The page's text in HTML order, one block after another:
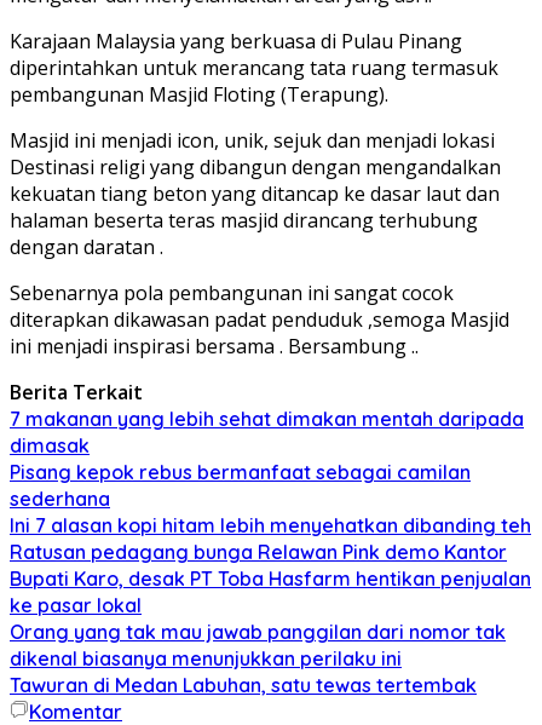
Karajaan Malaysia yang berkuasa di Pulau Pinang
diperintahkan untuk merancang tata ruang termasuk
pembangunan Masjid Floting (Terapung).
Masjid ini menjadi icon, unik, sejuk dan menjadi lokasi
Destinasi religi yang dibangun dengan mengandalkan
kekuatan tiang beton yang ditancap ke dasar laut dan
halaman beserta teras masjid dirancang terhubung
dengan daratan .
Sebenarnya pola pembangunan ini sangat cocok
diterapkan dikawasan padat penduduk ,semoga Masjid
ini menjadi inspirasi bersama . Bersambung ..
Berita Terkait
7 makanan yang lebih sehat dimakan mentah daripada
dimasak
Pisang kepok rebus bermanfaat sebagai camilan
sederhana
Ini 7 alasan kopi hitam lebih menyehatkan dibanding teh
Ratusan pedagang bunga Relawan Pink demo Kantor
Bupati Karo, desak PT Toba Hasfarm hentikan penjualan
ke pasar lokal
Orang yang tak mau jawab panggilan dari nomor tak
dikenal biasanya menunjukkan perilaku ini
Tawuran di Medan Labuhan, satu tewas tertembak
Komentar